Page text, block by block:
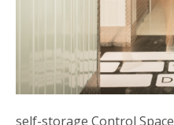
self-storage Control Space